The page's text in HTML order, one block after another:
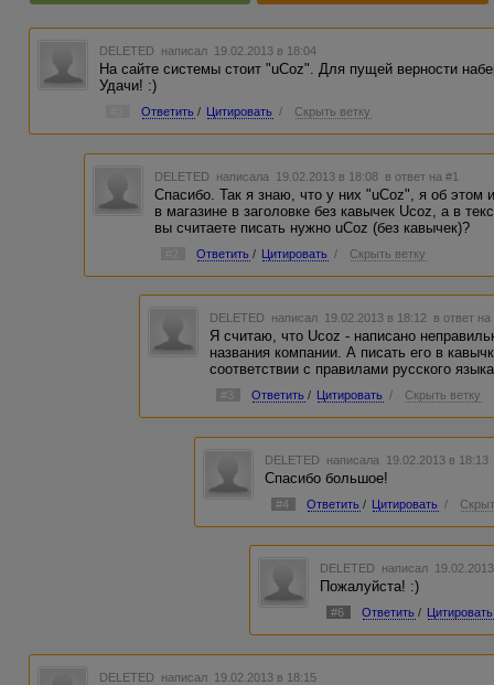
DELETED написал 19.02.2013 в 18:04
На сайте системы стоит "uCoz". Для пущей верности
Удачи! :)
Ответить / Цитировать / Скрыть ветку
DELETED написала 19.02.2013 в 18:08 в ответ на #1
Спасибо. Так я знаю, что у них "uCoz", я об этом
в магазине в заголовке без кавычек Ucoz, а в
вы считаете писать нужно uCoz (без кавычек)?
Ответить / Цитировать / Скрыть ветку
DELETED написал 19.02.2013 в 18:12 в ответ на
Я считаю, что Ucoz - написано
названия компании. А писать его в
соответствии с правилами русского
#3 Ответить / Цитировать / Скрыть ветку
DELETED написала 19.02.2013 в
Спасибо большое!
#4 Ответить / Цитировать /
DELETED написал
Пожалуйста! :)
#6 Ответить / Цитировать
DELETED написал 19.02.2013 в 18:15